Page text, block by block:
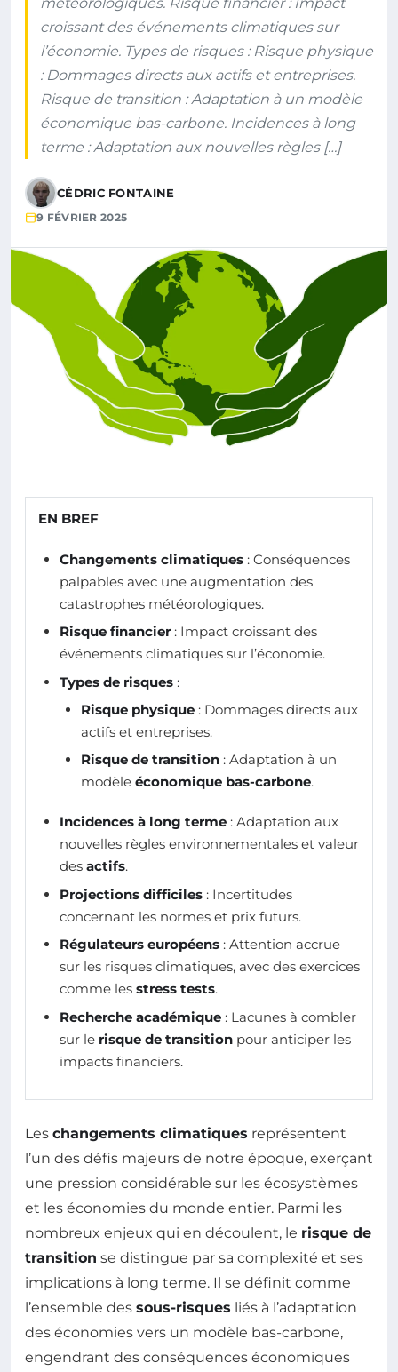
croissant des événements climatiques sur
l’économie. Types de risques : Risque physique
: Dommages directs aux actifs et entreprises.
Risque de transition : Adaptation à un modèle
économique bas-carbone. Incidences à long
terme : Adaptation aux nouvelles règles […]
CÉDRIC FONTAINE
9 FÉVRIER 2025
EN BREF
Changements climatiques : Conséquences
palpables avec une augmentation des
catastrophes météorologiques.
Risque financier : Impact croissant des
événements climatiques sur l’économie.
Types de risques :
Risque physique : Dommages directs aux
actifs et entreprises.
Risque de transition : Adaptation à un
modèle économique bas-carbone.
Incidences à long terme : Adaptation aux
nouvelles règles environnementales et valeur
des actifs.
Projections difficiles : Incertitudes
concernant les normes et prix futurs.
Régulateurs européens : Attention accrue
sur les risques climatiques, avec des exercices
comme les stress tests.
Recherche académique : Lacunes à combler
sur le risque de transition pour anticiper les
impacts financiers.
Les changements climatiques représentent
l’un des défis majeurs de notre époque, exerçant
une pression considérable sur les écosystèmes
et les économies du monde entier. Parmi les
nombreux enjeux qui en découlent, le risque de
transition se distingue par sa complexité et ses
implications à long terme. Il se définit comme
l’ensemble des sous-risques liés à l’adaptation
des économies vers un modèle bas-carbone,
engendrant des conséquences économiques